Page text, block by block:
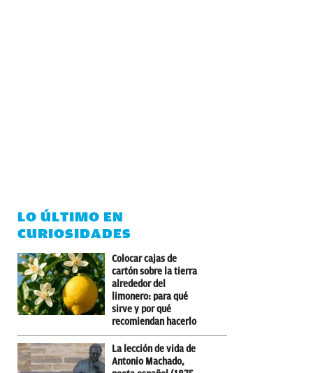
LO ÚLTIMO EN
CURIOSIDADES
Colocar cajas de
cartón sobre la tierra
alrededor del
limonero: para qué
sirve y por qué
recomiendan hacerlo
La lección de vida de
Antonio Machado,